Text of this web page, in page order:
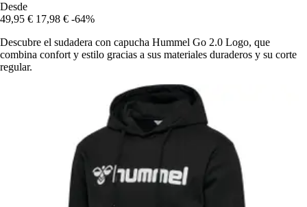
Desde
49,95 € 17,98 € -64%
Descubre el sudadera con capucha Hummel Go 2.0 Logo, que
combina confort y estilo gracias a sus materiales duraderos y su corte
regular.